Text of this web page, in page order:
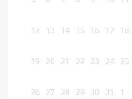
12 13 14 15 16 17 18
19 20 21 22 23 24 25
26 27 28 29 30 31 1